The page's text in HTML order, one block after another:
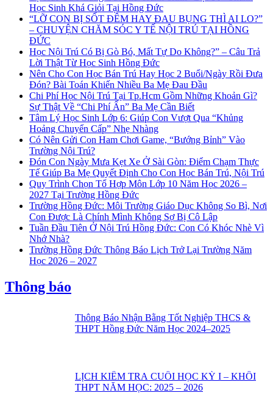
Học Sinh Khá Giỏi Tại Hồng Đức
“LỠ CON BỊ SỐT ĐÊM HAY ĐAU BỤNG THÌ AI LO?”
– CHUYỆN CHĂM SÓC Y TẾ NỘI TRÚ TẠI HỒNG
ĐỨC
Học Nội Trú Có Bị Gò Bó, Mất Tự Do Không?” – Câu Trả
Lời Thật Từ Học Sinh Hồng Đức
Nên Cho Con Học Bán Trú Hay Học 2 Buổi/Ngày Rồi Đưa
Đón? Bài Toán Khiến Nhiều Ba Mẹ Đau Đầu
Chi Phí Học Nội Trú Tại Tp.Hcm Gồm Những Khoản Gì?
Sự Thật Về “Chi Phí Ẩn” Ba Mẹ Cần Biết
Tâm Lý Học Sinh Lớp 6: Giúp Con Vượt Qua “Khủng
Hoảng Chuyển Cấp” Nhẹ Nhàng
Có Nên Gửi Con Ham Chơi Game, “Bướng Bỉnh” Vào
Trường Nội Trú?
Đón Con Ngày Mưa Kẹt Xe Ở Sài Gòn: Điểm Chạm Thực
Tế Giúp Ba Mẹ Quyết Định Cho Con Học Bán Trú, Nội Trú
Quy Trình Chọn Tổ Hợp Môn Lớp 10 Năm Học 2026 –
2027 Tại Trường Hồng Đức
Trường Hồng Đức: Môi Trường Giáo Dục Không So Bì, Nơi
Con Được Là Chính Mình Không Sợ Bị Cô Lập
Tuần Đầu Tiên Ở Nội Trú Hồng Đức: Con Có Khóc Nhè Vì
Nhớ Nhà?
Trường Hồng Đức Thông Báo Lịch Trở Lại Trường Năm
Học 2026 – 2027
Thông báo
Thông Báo Nhận Bằng Tốt Nghiệp THCS &
THPT Hồng Đức Năm Học 2024–2025
LỊCH KIỂM TRA CUỐI HỌC KỲ I – KHỐI
THPT NĂM HỌC: 2025 – 2026